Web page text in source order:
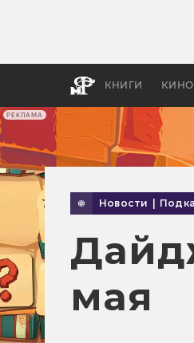
РЕКЛАМА
КНИГИ КИНО
Новости
мая